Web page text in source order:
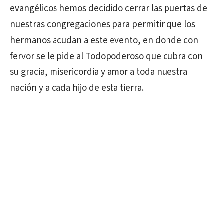
evangélicos hemos decidido cerrar las puertas de
nuestras congregaciones para permitir que los
hermanos acudan a este evento, en donde con
fervor se le pide al Todopoderoso que cubra con
su gracia, misericordia y amor a toda nuestra
nación y a cada hijo de esta tierra.